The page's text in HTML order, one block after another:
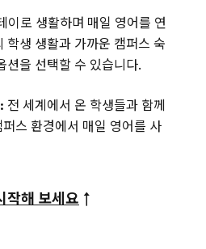
이로 생활하며 매일 영어를 연
학생 생활과 가까운 캠퍼스 숙
션을 선택할 수 있습니다.
전 세계에서 온 학생들과 함께
스 환경에서 매일 영어를 사
작해 보세요 ↑